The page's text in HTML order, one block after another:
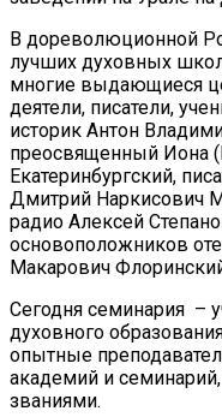
В дореволюционной
лучших духовных
многие выдающиеся
деятели, писатели,
историк Антон
преосвященный Иона
Екатеринбургский,
Дмитрий Наркисович
радио Алексей
основоположников
Макарович
Сегодня семинария –
духовного
опытные
академий и
званиями.